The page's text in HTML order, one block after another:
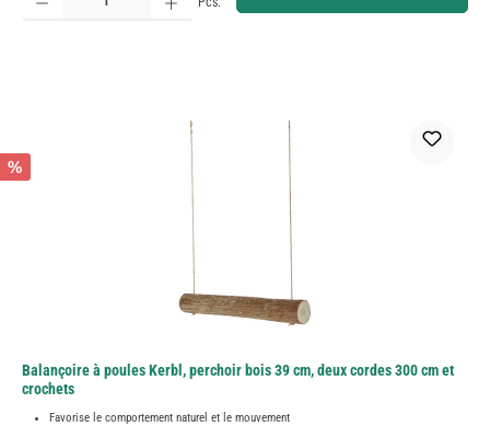
%
Balançoire à poules Kerbl, perchoir bois 39 cm, deux cordes 300 cm et
crochets
Favorise le comportement naturel et le mouvement